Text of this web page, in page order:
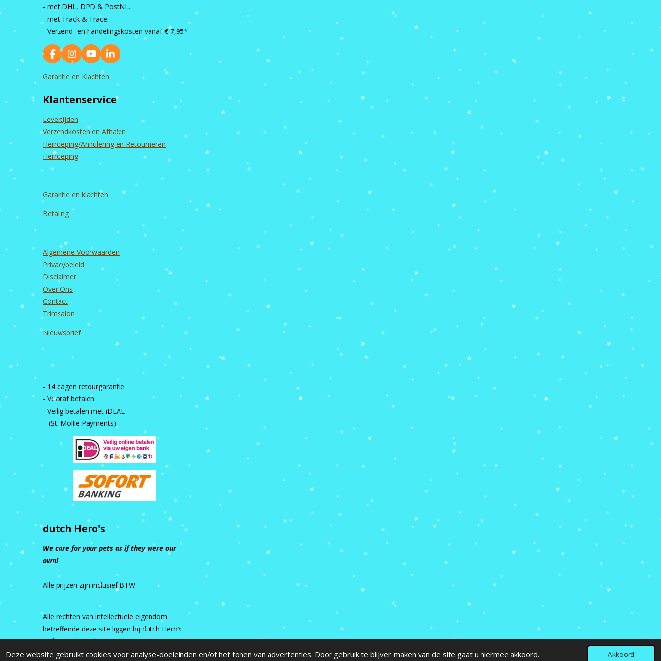
Deze website gebruikt cookies voor analyse-doeleinden en/of het tonen van advertenties. Door gebruik te blijven maken van de site gaat u hiermee akkoord. Akkoord
- met DHL, DPD & PostNL.
- met Track & Trace.
- Verzend- en handelingskosten vanaf € 7,95*
F
a
c
o
k
I
n
s
g
a
m
Y
o
u
b
L
i
d
Garantie en Klachten
Klantenservice
Levertijden
Verzendkosten en Afhalen
Herroeping/Annulering en Retourneren
Herroeping
Garantie en klachten
Betaling
Algemene Voorwaarden
Privacybeleid
Disclaimer
Over Ons
Contact
Trimsalon
Nieuwsbrief
- 14 dagen retourgarantie
- Vooraf betalen
- Veilig betalen met iDEAL
(St. Mollie Payments)
dutch Hero's
We care for your pets as if they were our
own!
Alle prijzen zijn inclusief BTW.
Alle rechten van intellectuele eigendom
betreffende deze site liggen bij dutch Hero’s
en haar relaties/licentiegevers.